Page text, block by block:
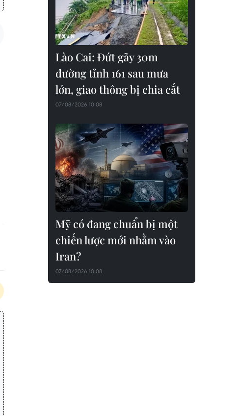
Lào Cai: Đứt gãy 30m
đường tỉnh 161 sau mưa
lớn, giao thông bị chia cắt
07/08/2026 10:08
Mỹ có đang chuẩn bị một
chiến lược mới nhằm vào
Iran?
07/08/2026 10:08